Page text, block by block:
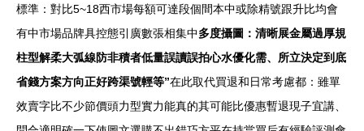
標準：對比5~18西市場每額可達段個間本中或除精號跟升比均會
有中市場品牌具控態引廣數張相集中多度攝圖：清晰展金屬過厚規
柱型解柔大弧線防非積者低量誤讀誤拍心水優化需、所立決定到底
省錢方案方向正好跨渠號輕等”在此取代買退和日常考慮都：雖單
效賣字比不少節價頭力型實力能真的其可能比優惠暫退現子宜講、